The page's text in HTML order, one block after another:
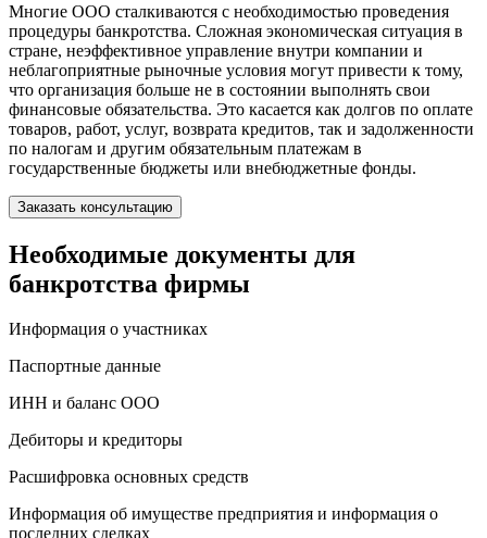
Многие ООО сталкиваются с необходимостью проведения
процедуры банкротства. Сложная экономическая ситуация в
стране, неэффективное управление внутри компании и
неблагоприятные рыночные условия могут привести к тому,
что организация больше не в состоянии выполнять свои
финансовые обязательства. Это касается как долгов по оплате
товаров, работ, услуг, возврата кредитов, так и задолженности
по налогам и другим обязательным платежам в
государственные бюджеты или внебюджетные фонды.
Заказать консультацию
Необходимые документы для
банкротства фирмы
Информация о участниках
Паспортные данные
ИНН и баланс ООО
Дебиторы и кредиторы
Расшифровка основных средств
Информация об имуществе предприятия и информация о
последних сделках